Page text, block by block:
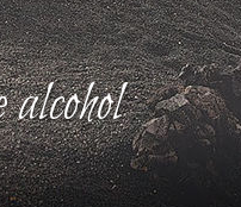
alcohol